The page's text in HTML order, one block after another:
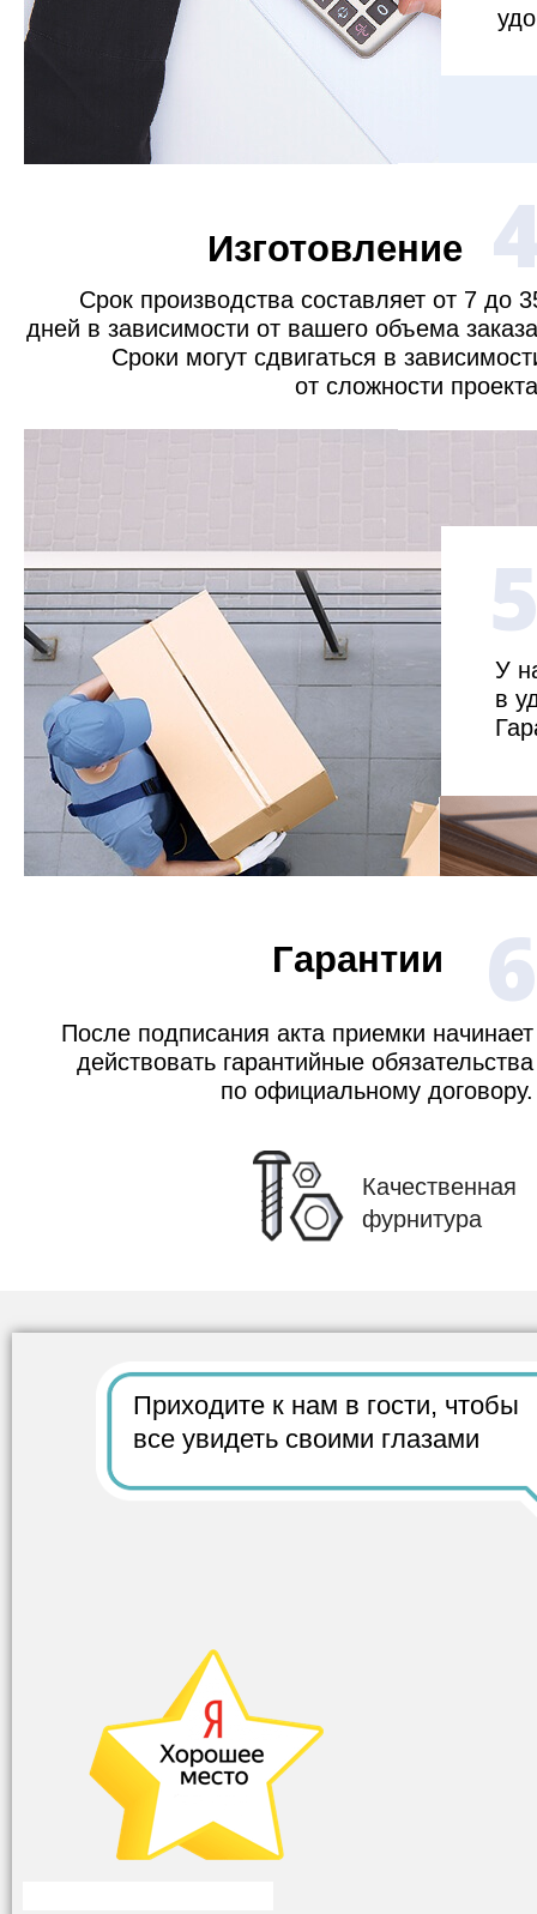
У
в
Изготовление
После подписания акта приемки начинает
действовать гарантийные обязательства
по официальному договору.
6
Качественная
фурнитура
Срок производства составляет от 7 до
дней в зависимости от вашего объема
Сроки могут сдвигаться в
от сложности
Гарантии
Приходите к нам в гости, чтобы
всеувидеть своими глазами